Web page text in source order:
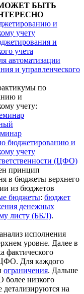
БЫТЬ
и
учету
и
учета
автоматизации
и управленческого
по
и
учету:
бюджетированию и
учету
(ЦФО)
принцип
в бюджеты верхнего
из бюджетов
бюджеты: бюджет
денежных
листу (ББЛ).
исполнения
уровне. Далее в
фактического
Для каждого
ограничения. Дальше
более низкого
детализируются на